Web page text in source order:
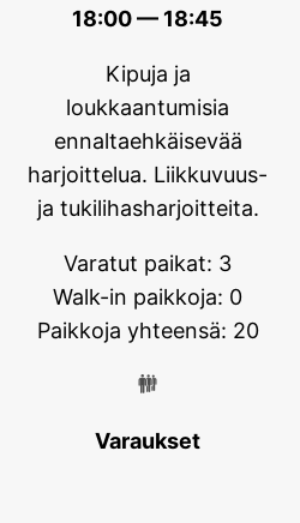
18:00 — 18:45
Kipuja ja
loukkaantumisia
ennaltaehkäisevää
harjoittelua. Liikkuvuus-
ja tukilihasharjoitteita.
Varatut paikat: 3
Walk-in paikkoja: 0
Paikkoja yhteensä: 20
Varaukset